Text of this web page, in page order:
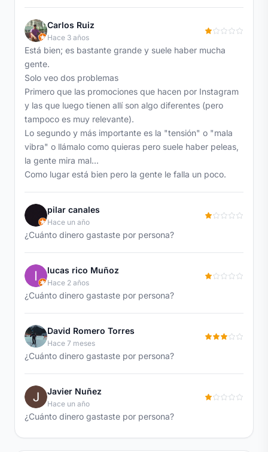
Carlos Ruiz
Hace 3 años
Está bien; es bastante grande y suele haber mucha
gente.
Solo veo dos problemas
Primero que las promociones que hacen por Instagram
y las que luego tienen allí son algo diferentes (pero
tampoco es muy relevante).
Lo segundo y más importante es la "tensión" o "mala
vibra" o llámalo como quieras pero suele haber peleas,
la gente mira mal...
Como lugar está bien pero la gente le falla un poco.
pilar canales
Hace un año
¿Cuánto dinero gastaste por persona?
lucas rico Muñoz
Hace 2 años
¿Cuánto dinero gastaste por persona?
David Romero Torres
Hace 7 meses
¿Cuánto dinero gastaste por persona?
Javier Nuñez
Hace un año
¿Cuánto dinero gastaste por persona?